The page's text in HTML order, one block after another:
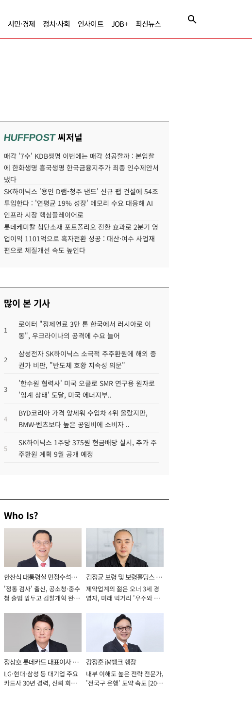
시민·경제 정치·사회 인사이트 JOB+ 최신뉴스
HUFFPOST씨저널
매각 '7수' KDB생명 이번에는 매각 성공할까 : 본입찰
에 한화생명 흥국생명 한국금융지주가 최종 인수제안서
냈다
SK하이닉스 '용인 D램-청주 낸드' 신규 팹 건설에 54조
투입한다 : '연평균 19% 성장' 메모리 수요 대응해 AI
인프라 시장 핵심플레이어로
롯데케미칼 첨단소재 포트폴리오 전환 효과로 2분기 영
업이익 1101억으로 흑자전환 성공 : 대산·여수 사업재
편으로 체질개선 속도 높인다
많이 본 기사
1
로이터 "정제연료 3만 톤 한국에서 러시아로 이
동", 우크라이나의 공격에 수요 늘어
2
삼성전자 SK하이닉스 소극적 주주환원에 해외 증
권가 비판, "반도체 호황 지속성 의문"
3
'한수원 협력사' 미국 오클로 SMR 연구용 원자로
'임계 상태' 도달, 미국 에너지부..
4
BYD코리아 가격 앞세워 수입차 4위 올랐지만,
BMW·벤츠보다 높은 공임비에 소비자 ..
5
SK하이닉스 1주당 375원 현금배당 실시, 추가 주
주환원 계획 9월 공개 예정
Who Is?
한찬식 대통령실 민정수석비
서관
'정통 검사' 출신, 공소청·중수
청 출범 앞두고 검찰개혁 완수
김정균 보령 및 보령홀딩스 대
표이사 사장
제약업계의 젊은 오너 3세 경
영자, 미래 먹거리 '우주와 헬
정상호 롯데카드 대표이사 사
장
LG·현대·삼성 등 대기업 주요
카드사 30년 경력, 신뢰 회복
강정훈 iM뱅크 행장
내부 이해도 높은 전략 전문가,
'전국구 은행' 도약 속도 [2026